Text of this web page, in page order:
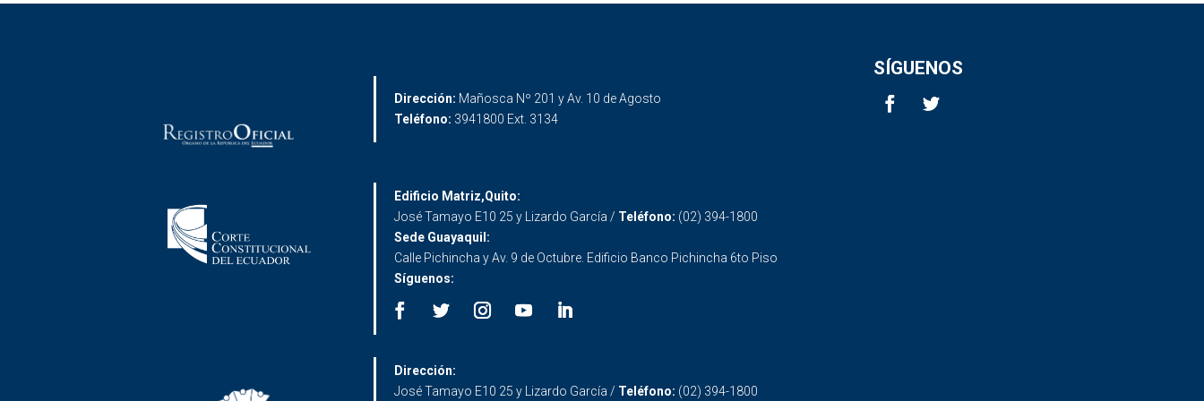
Dirección: Mañosca Nº 201 y Av. 10 de Agosto
Teléfono: 3941800 Ext. 3134
SÍGUENOS
Edificio Matriz,Quito:
José Tamayo E10 25 y Lizardo García / Teléfono: (02) 394-1800
Sede Guayaquil:
Calle Pichincha y Av. 9 de Octubre. Edificio Banco Pichincha 6to Piso
Síguenos:
Dirección:
José Tamayo E10 25 y Lizardo García / Teléfono: (02) 394-1800